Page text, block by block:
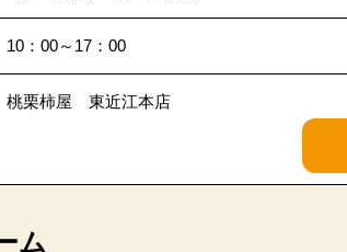
10：00～17：00
桃栗柿屋 東近江本店
ム